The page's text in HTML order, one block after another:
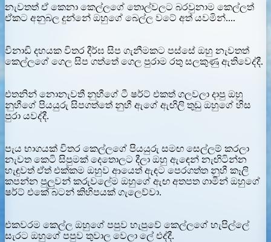
නැවතත් ඒ කෙනා කෙල්ලගේ තොල්වලට බරවුනාම කෙල්ලත්
ඒකට අනුබල දුන්නේ ඔහුගේ බෙල්ල වටේ අත් යවමින්....
විනාඩි දහයක විතර දීර්ඝ සිප ගැනීමකට පස්සේ ඔහු නැවතත්
කෙල්ලගේ ගෙල සිප ගත්තේ ගෙල පුරාම රතු සලකුණු ඇතිවෙද්දී.
එතනින් නොනැවතී නුහීගේ ටී ෂර්ට් එකත් ගලවලා දාපු ඔහු
නුහීගේ පියයුරු සිපගත්තේ නුහී ඇගේ ඇඟිලි තුඩු ඔහුගේ හිස
පුරා යවද්දී.
පැය භාගයක් විතර කෙල්ලගේ පියයුරු සමඟ සෙල්ලම් කරලා
නැවත කෙටි සිපුමක් දෙතොලට දීලා ඔහු ඇඳෙන් නැඟිටින්න
හැඳුවත් ඒත් එක්කම ඔහුව ආයෙත් ඇඳට පෙරගත්ත නුහී කෑලි
කපන්න පුලුවන් කරුවලේම ඔහුගේ ඇඟ අතපත ගාමින් ඔහුගේ
ෂර්ට් එකේ බටන් කිහිපයක් ගැලෙව්වා.
එකවරම කෙල්ල ඔහුගේ පපුව හැපුවේ කෙල්ලගේ හැපිල්ලේ
සැරට ඔහුගේ පපුව තුවාල වෙලා ලේ එද්දී.